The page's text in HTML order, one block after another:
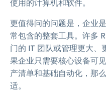
使用的计算机和软件。
更值得问的问题是，企业
常包含的整套工具。许多
门的 IT 团队或管理更大、
果企业只需要核心设备可
产清单和基础自动化，那
适。